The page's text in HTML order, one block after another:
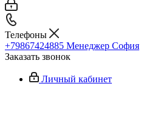
Телефоны
+79867424885 Менеджер София
Заказать звонок
Личный кабинет